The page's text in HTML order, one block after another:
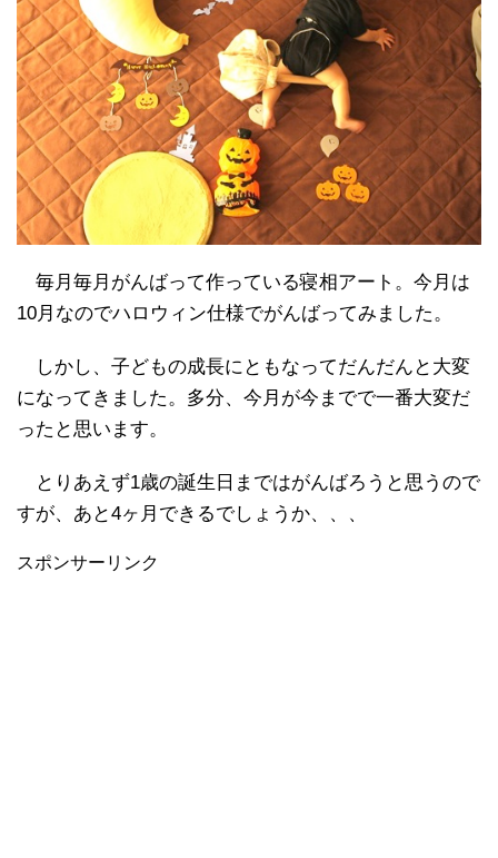
毎月毎月がんばって作っている寝相アート。今月は
10月なのでハロウィン仕様でがんばってみました。
しかし、子どもの成長にともなってだんだんと大変
になってきました。多分、今月が今までで一番大変だ
ったと思います。
とりあえず1歳の誕生日まではがんばろうと思うので
すが、あと4ヶ月できるでしょうか、、、
スポンサーリンク